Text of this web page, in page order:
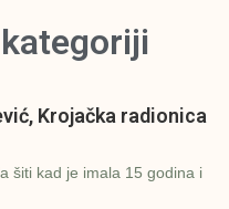
Krojačka radionica
šiti kad je imala 15 godina i